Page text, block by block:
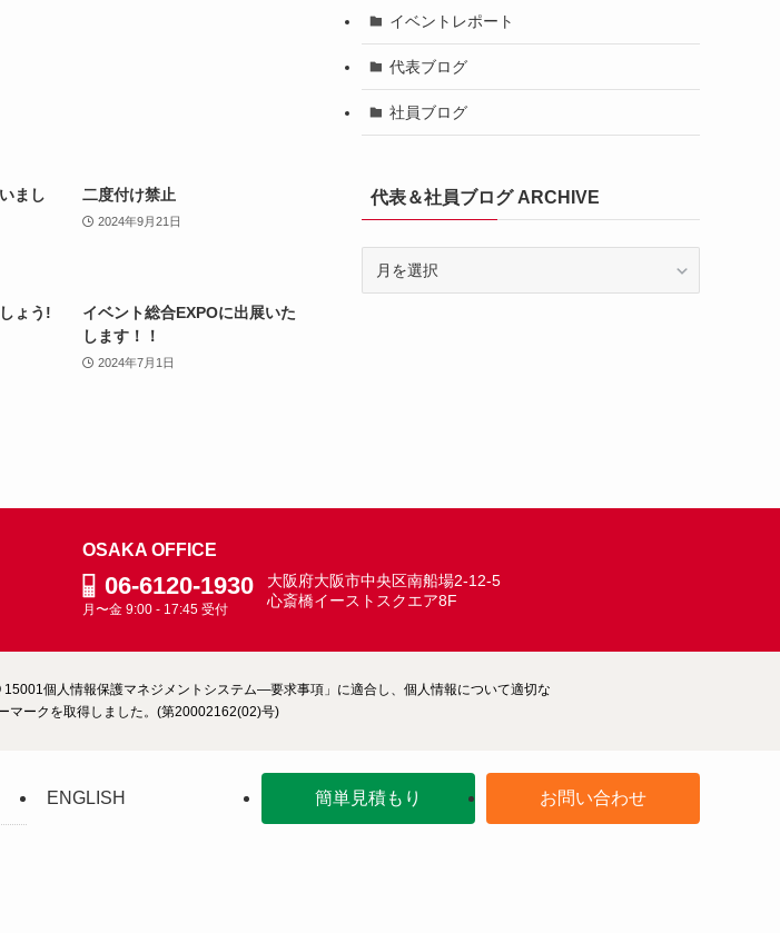
まし
二度付け禁止
2024年9月21日
ょう!
イベント総合EXPOに出展いた
します！！
2024年7月1日
イベントレポート
代表ブログ
社員ブログ
代表＆社員ブログ ARCHIVE
OSAKA OFFICE
06-6120-1930
月〜金 9:00 - 17:45 受付
大阪府大阪市中央区南船場2-12-5
心斎橋イーストスクエア8F
個人情報保護マネジメントシステム―要求事項」に適合し、個人情報について適切な
マークを取得しました。(第20002162(02)号)
ENGLISH 簡単見積もり お問い合わせ